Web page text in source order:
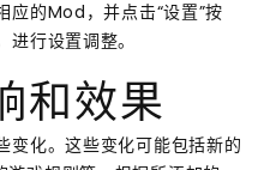
的Mod，并点击“设置”按
行设置调整。
和效果
变化。这些变化可能包括新的